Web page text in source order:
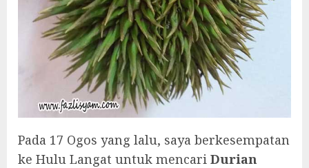
Pada 17 Ogos yang lalu, saya berkesempatan
ke Hulu Langat untuk mencari Durian